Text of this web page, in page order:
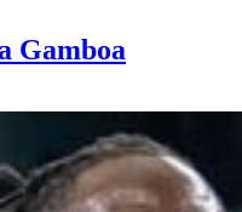
Gamboa